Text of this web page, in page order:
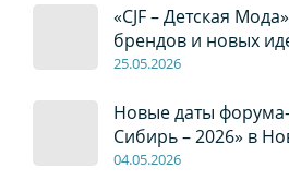
«CJF – Детская
брендов и новых
25.05.2026
Новые даты
Сибирь – 2026» в
04.05.2026